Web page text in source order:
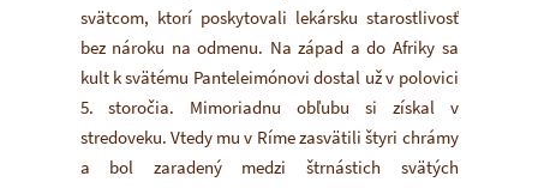
svätcom, ktorí poskytovali lekársku starostlivosť
bez nároku na odmenu. Na západ a do Afriky sa
kult k svätému Panteleimónovi dostal už v polovici
5. storočia. Mimoriadnu obľubu si získal v
stredoveku. Vtedy mu v Ríme zasvätili štyri chrámy
a bol zaradený medzi štrnástich svätých